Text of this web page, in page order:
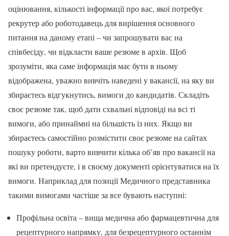
оцінювання, кількості інформації про вас, якої потребує
рекрутер або роботодавець для вирішення основного
питання на даному етапі – чи запрошувати вас на
співбесіду, чи відкласти ваше резюме в архів. Щоб
зрозуміти, яка саме інформація має бути в ньому
відображена, уважно вивчіть наведені у вакансії, на яку ви
збираєтесь відгукнутись, вимоги до кандидатів. Складіть
своє резюме так, щоб дати схвальні відповіді на всі ті
вимоги, або принаймні на більшість із них. Якщо ви
збираєтесь самостійно розмістити своє резюме на сайтах
пошуку роботи, варто вивчити кілька об’яв про вакансії на
які ви претендуєте, і в своєму документі орієнтуватися на їх
вимоги. Наприклад для позиції Медичного представника
такими вимогами частіше за все бувають наступні:
Профільна освіта – вища медична або фармацевтична для
рецептурного напрямку, для безрецептурного останнім